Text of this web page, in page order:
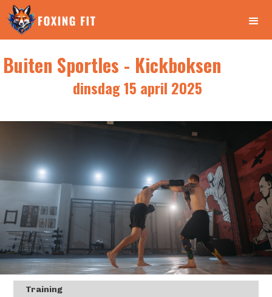
Buiten Sportles - Kickboksen
dinsdag 15 april 2025
Training